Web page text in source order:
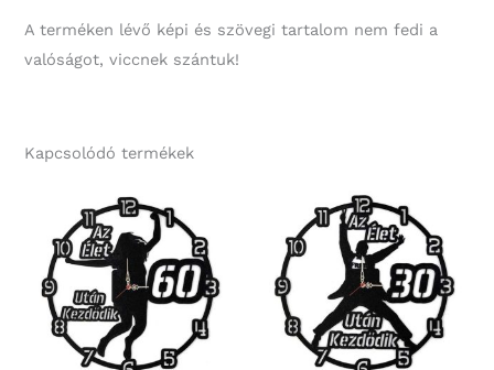
A terméken lévő képi és szövegi tartalom nem fedi a
valóságot, viccnek szántuk!
Kapcsolódó termékek